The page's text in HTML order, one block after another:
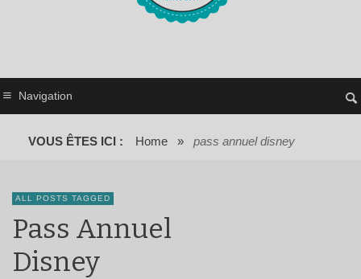
Navigation
VOUS ÊTES ICI : Home » pass annuel disney
ALL POSTS TAGGED
Pass Annuel
Disney